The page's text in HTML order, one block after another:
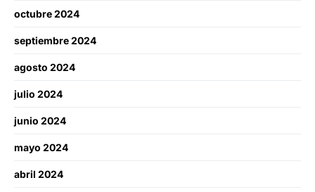
octubre 2024
septiembre 2024
agosto 2024
julio 2024
junio 2024
mayo 2024
abril 2024